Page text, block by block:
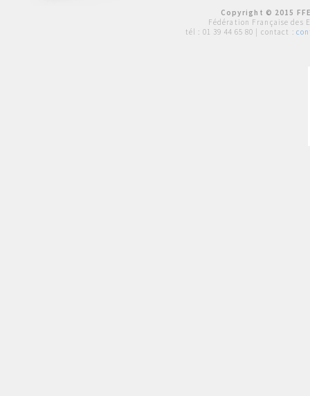
Copyright © 2015
Fédération Française des
tél : 01 39 44 65 80 | contact :